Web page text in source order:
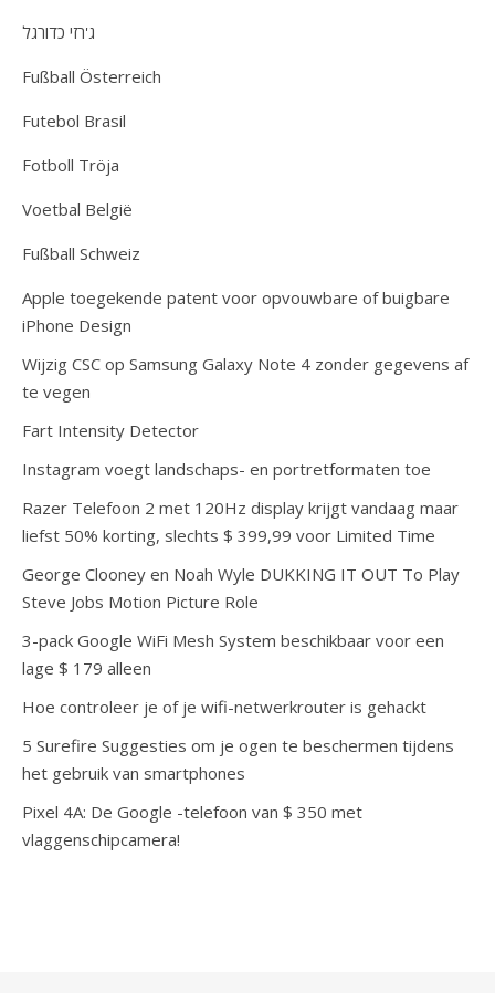
ג'רזי כדורגל
Fußball Österreich
Futebol Brasil
Fotboll Tröja
Voetbal België
Fußball Schweiz
Apple toegekende patent voor opvouwbare of buigbare
iPhone Design
Wijzig CSC op Samsung Galaxy Note 4 zonder gegevens af
te vegen
Fart Intensity Detector
Instagram voegt landschaps- en portretformaten toe
Razer Telefoon 2 met 120Hz display krijgt vandaag maar
liefst 50% korting, slechts $ 399,99 voor Limited Time
George Clooney en Noah Wyle DUKKING IT OUT To Play
Steve Jobs Motion Picture Role
3-pack Google WiFi Mesh System beschikbaar voor een
lage $ 179 alleen
Hoe controleer je of je wifi-netwerkrouter is gehackt
5 Surefire Suggesties om je ogen te beschermen tijdens
het gebruik van smartphones
Pixel 4A: De Google -telefoon van $ 350 met
vlaggenschipcamera!